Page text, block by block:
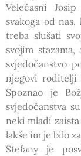
Velečasni
svakoga od
treba slušati
svojim
svjedočanstvo
njegovi
Spoznao je
svjedočanstva
neki mladi
lakše im je bilo
Stefany je